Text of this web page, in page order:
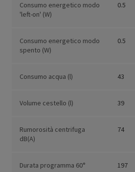
Consumo energetico modo
'left-on' (W)
0.5
Consumo energetico modo
spento (W)
0.5
Consumo acqua (l) 43
Volume cestello (l) 39
Rumorosità centrifuga
dB(A)
74
Durata programma 60°
197